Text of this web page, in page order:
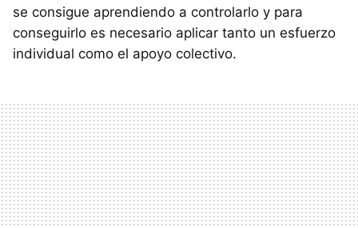
se consigue aprendiendo a controlarlo y para
conseguirlo es necesario aplicar tanto un esfuerzo
individual como el apoyo colectivo.